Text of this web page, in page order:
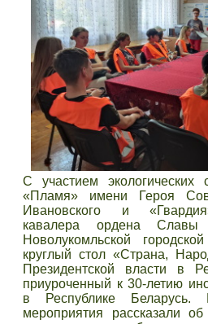
С участием экологических
«Пламя» имени Героя
Ивановского и
кавалера ордена
Новолукомльской
круглый стол «Страна,
Президентской власти в
приуроченный к 30-летию
в Республике Беларусь.
мероприятия рассказали